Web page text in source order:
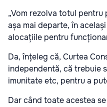
„Vom rezolva totul
așa mai departe, în
alocațiile pentru
Da, înțeleg că, Curtea
independentă, că trebuie
imunitate etc, pentru a
Dar când toate acestea